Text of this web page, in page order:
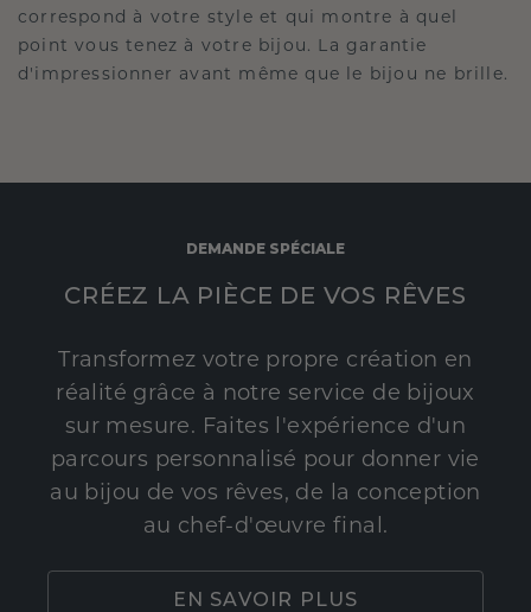
correspond à votre style et qui montre à quel
point vous tenez à votre bijou. La garantie
d'impressionner avant même que le bijou ne brille.
DEMANDE SPÉCIALE
CRÉEZ LA PIÈCE DE VOS RÊVES
Transformez votre propre création en
réalité grâce à notre service de bijoux
sur mesure. Faites l'expérience d'un
parcours personnalisé pour donner vie
au bijou de vos rêves, de la conception
au chef-d'œuvre final.
EN SAVOIR PLUS